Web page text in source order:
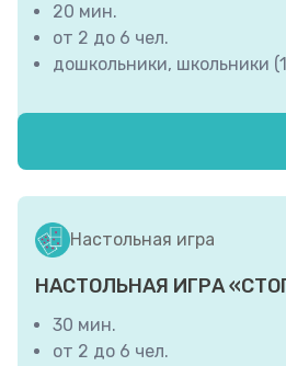
20 мин.
от 2 до 6 чел.
дошкольники, школьники
ОГАПОУ «БМТК», ОГАПОУ
механико-
Настольная игра
НАСТОЛЬНАЯ ИГРА
30 мин.
от 2 до 6 чел.